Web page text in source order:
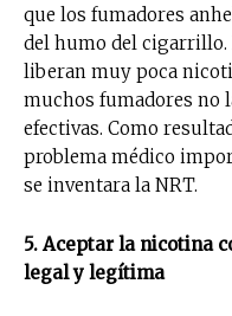
que los fumadores
del humo del cigarrillo.
liberan muy poca
muchos fumadores no
efectivas. Como
problema médico
se inventara la NRT.
5. Aceptar la nicotina
legal y legítima